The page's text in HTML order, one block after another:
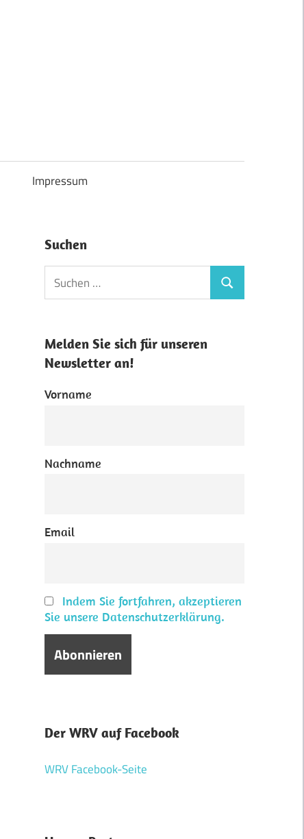
Impressum
Suchen
Suchen
nach:
Suchen
Melden Sie sich für unseren
Newsletter an!
Vorname
Nachname
Email
Indem Sie fortfahren, akzeptieren
Sie unsere Datenschutzerklärung.
Der WRV auf Facebook
WRV Facebook-Seite